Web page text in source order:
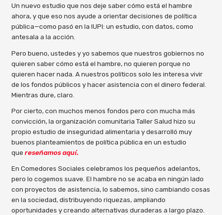
Un nuevo estudio que nos deje saber cómo está el hambre
ahora, y que eso nos ayude a orientar decisiones de política
pública—como pasó en la IUPI: un estudio, con datos, como
antesala a la acción.
Pero bueno, ustedes y yo sabemos que nuestros gobiernos no
quieren saber cómo está el hambre, no quieren porque no
quieren hacer nada. A nuestros políticos solo les interesa vivir
de los fondos públicos y hacer asistencia con el dinero federal.
Mientras dure, claro.
Por cierto, con muchos menos fondos pero con mucha más
convicción, la organización comunitaria Taller Salud hizo su
propio estudio de inseguridad alimentaria y desarrolló muy
buenos planteamientos de política pública en un estudio
que reseñamos aquí.
En Comedores Sociales celebramos los pequeños adelantos,
pero lo cogemos suave. El hambre no se acaba en ningún lado
con proyectos de asistencia, lo sabemos, sino cambiando cosas
en la sociedad, distribuyendo riquezas, ampliando
oportunidades y creando alternativas duraderas a largo plazo.